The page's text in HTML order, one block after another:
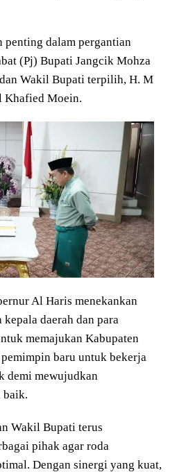
penting dalam pergantian
(Pj) Bupati Jangcik Mohza
Wakil Bupati terpilih, H. M
Khafied Moein.
Al Haris menekankan
daerah dan para
memajukan Kabupaten
baru untuk bekerja
demi mewujudkan
baik.
Wakil Bupati terus
pihak agar roda
Dengan sinergi yang kuat,